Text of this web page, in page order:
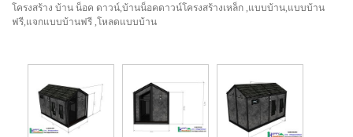
โครงสร้าง บ้าน น็อค ดาวน์,บ้านน็อคดาวน์โครงสร้างเหล็ก ,แบบบ้าน,แบบบ้าน
ฟรี,แจกแบบบ้านฟรี ,โหลดแบบบ้าน